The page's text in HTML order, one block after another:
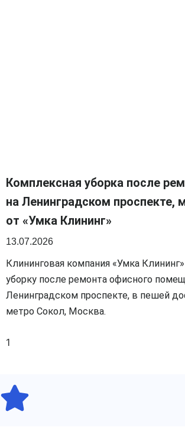
Комплексная уборка после
на Ленинградском проспекте,
от «Умка Клининг»
13.07.2026
Клининговая компания «Умка
уборку после ремонта офисного
Ленинградском проспекте, в пешей
метро Сокол, Москва.